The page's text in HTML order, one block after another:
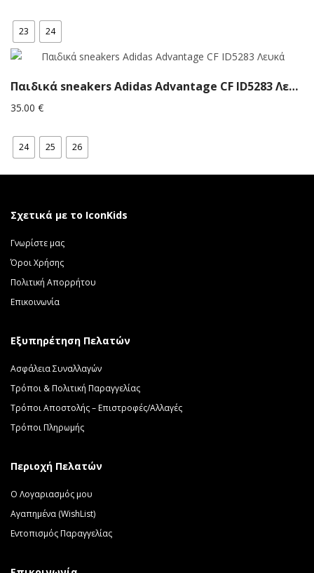
was:
49.00 €.
23 24
Παιδικά sneakers Adidas Advantage CF ID5283 Λευκά
35.00 €
24 25 26
Σχετικά με το IconKids
Γνωρίστε μας
Όροι Χρήσης
Πολιτική Απορρήτου
Επικοινωνία
Εξυπηρέτηση Πελατών
Ασφάλεια Συναλλαγών
Τρόποι & Πολιτική Παραγγελίας
Τρόποι Αποστολής – Επιστροφές/Αλλαγές
Τρόποι Πληρωμής
Περιοχή Πελατών
Ο Λογαριασμός μου
Αγαπημένα (WishList)
Εντοπισμός Παραγγελίας